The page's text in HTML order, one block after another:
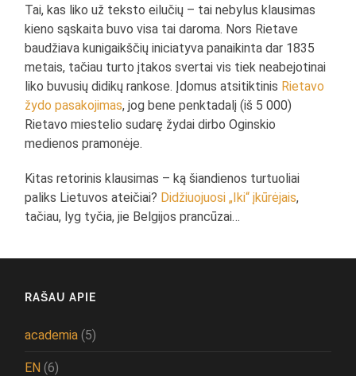
Tai, kas liko už teksto eilučių – tai nebylus klausimas
kieno sąskaita buvo visa tai daroma. Nors Rietave
baudžiava kunigaikščių iniciatyva panaikinta dar 1835
metais, tačiau turto įtakos svertai vis tiek neabejotinai
liko buvusių didikų rankose. Įdomus atsitiktinis Rietavo
žydo pasakojimas, jog bene penktadalį (iš 5 000)
Rietavo miestelio sudarę žydai dirbo Oginskio
medienos pramonėje.
Kitas retorinis klausimas – ką šiandienos turtuoliai
paliks Lietuvos ateičiai? Didžiuojuosi „Iki“ įkūrėjais,
tačiau, lyg tyčia, jie Belgijos prancūzai…
RAŠAU APIE
academia (5)
EN (6)